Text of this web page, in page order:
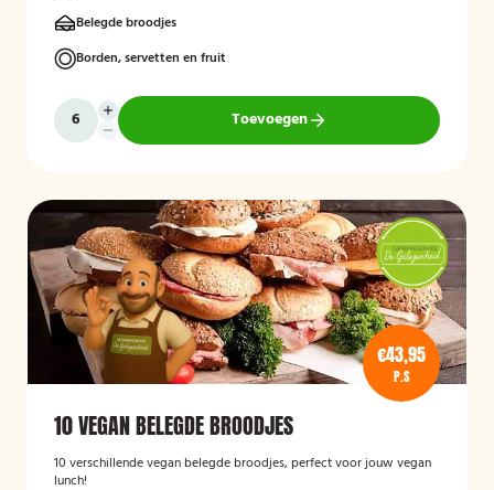
Belegde broodjes
Borden, servetten en fruit
Toevoegen
€43,95
P.S
10 VEGAN BELEGDE BROODJES
10 verschillende vegan belegde broodjes, perfect voor jouw vegan
lunch!